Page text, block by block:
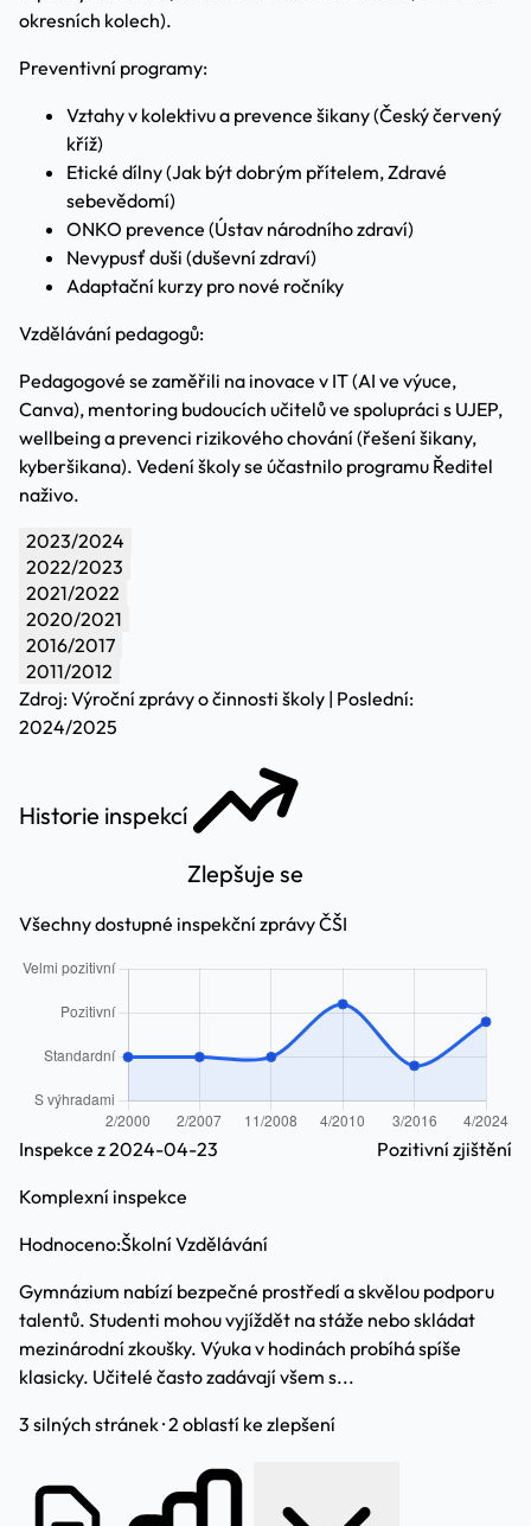
okresních kolech).
Preventivní programy:
Vztahy v kolektivu a prevence šikany (Český červený
kříž)
Etické dílny (Jak být dobrým přítelem, Zdravé
sebevědomí)
ONKO prevence (Ústav národního zdraví)
Nevypusť duši (duševní zdraví)
Adaptační kurzy pro nové ročníky
Vzdělávání pedagogů:
Pedagogové se zaměřili na inovace v IT (AI ve výuce,
Canva), mentoring budoucích učitelů ve spolupráci s UJEP,
wellbeing a prevenci rizikového chování (řešení šikany,
kyberšikana). Vedení školy se účastnilo programu Ředitel
naživo.
2023/2024
2022/2023
2021/2022
2020/2021
2016/2017
2011/2012
Zdroj: Výroční zprávy o činnosti školy | Poslední:
2024/2025
Historie inspekcí
Zlepšuje se
Všechny dostupné inspekční zprávy ČŠI
Inspekce z 2024-04-23
Komplexní inspekce
Pozitivní zjištění
Hodnoceno:Školní Vzdělávání
Gymnázium nabízí bezpečné prostředí a skvělou podporu
talentů. Studenti mohou vyjíždět na stáže nebo skládat
mezinárodní zkoušky. Výuka v hodinách probíhá spíše
klasicky. Učitelé často zadávají všem s...
3 silných stránek · 2 oblastí ke zlepšení